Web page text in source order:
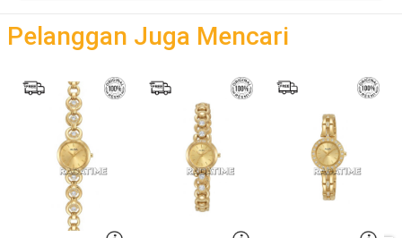
Pelanggan Juga Mencari